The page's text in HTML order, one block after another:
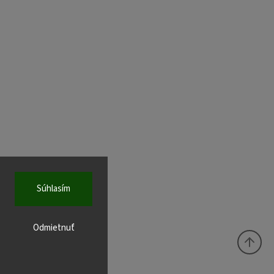
Odmietnuť
Súhlasím